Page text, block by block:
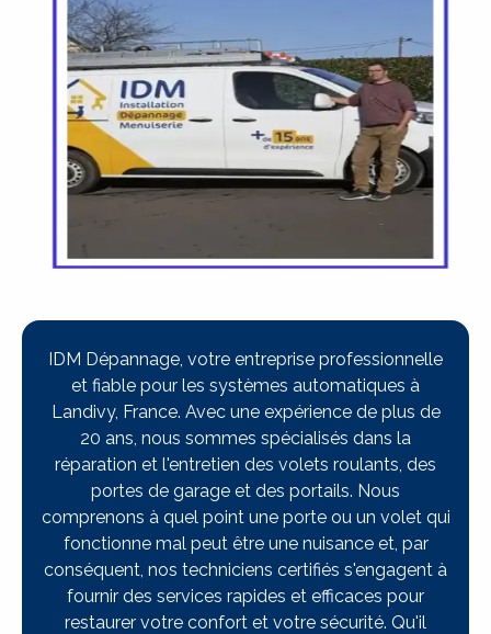
IDM Dépannage, votre entreprise professionnelle
et fiable pour les systèmes automatiques à
Landivy, France. Avec une expérience de plus de
20 ans, nous sommes spécialisés dans la
réparation et l'entretien des volets roulants, des
portes de garage et des portails. Nous
comprenons à quel point une porte ou un volet qui
fonctionne mal peut être une nuisance et, par
conséquent, nos techniciens certifiés s'engagent à
fournir des services rapides et efficaces pour
restaurer votre confort et votre sécurité. Qu'il